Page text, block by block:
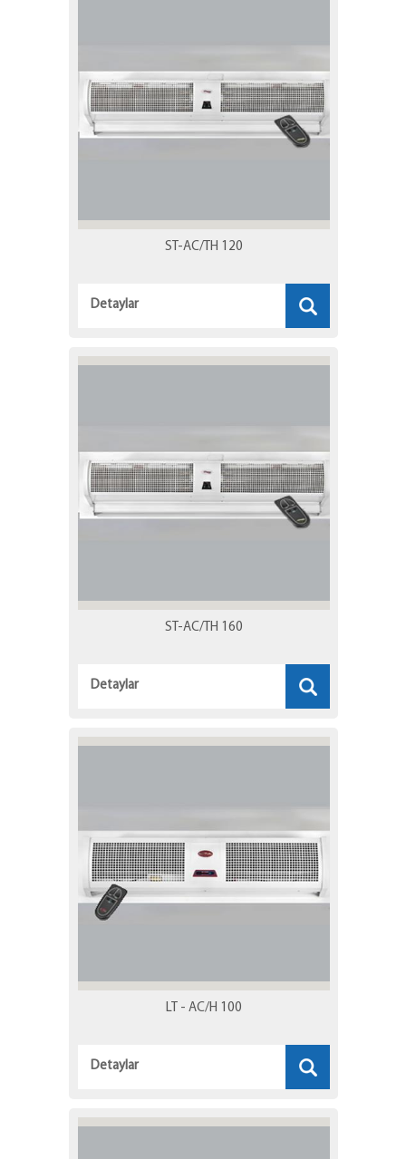
ST-AC/TH 120
Detaylar
ST-AC/TH 160
Detaylar
LT - AC/H 100
Detaylar